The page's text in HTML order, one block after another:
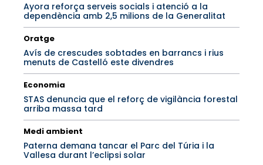
Ayora reforça serveis socials i atenció a la
dependència amb 2,5 milions de la Generalitat
Oratge
Avís de crescudes sobtades en barrancs i rius
menuts de Castelló este divendres
Economia
STAS denuncia que el reforç de vigilància forestal
arriba massa tard
Medi ambient
Paterna demana tancar el Parc del Túria i la
Vallesa durant l’eclipsi solar